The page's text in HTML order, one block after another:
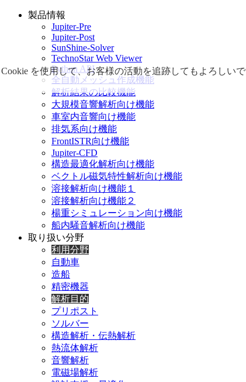
製品情報
Jupiter-Pre
Jupiter-Post
SunShine-Solver
TechnoStar Web Viewer
Python API
全自動メッシュ作成機能
解析結果の比較機能
大規模音響解析向け機能
車室内音響向け機能
排気系向け機能
FrontISTR向け機能
Jupiter-CFD
構造最適化解析向け機能
ベクトル磁気特性解析向け機能
溶接解析向け機能１
溶接解析向け機能２
楊重シミュレーション向け機能
船内騒音解析向け機能
取り扱い分野
利用分野
自動車
造船
精密機器
解析目的
プリポスト
ソルバー
構造解析・伝熱解析
熱流体解析
音響解析
電磁場解析
Cookie を使用して、お客様の活動を追跡してもよろしい